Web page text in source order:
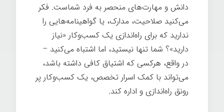
دانش و مهارت‌های منحصر به فرد شماست. فکر
می‌کنید صلاحیت، مدارک، یا گواهینامه‌هایی را
ندارید که برای راه‌اندازی یک کسب‌وکار «نیاز
دارید»؟ شما تنها نیستید، اما اشتباه می‌کنید –
در واقع، هرکسی که اشتیاق کافی داشته باشد،
می‌تواند با کمک اسرار تخصص، یک کسب‌وکار پر
رونق راه‌اندازی و اداره کند.